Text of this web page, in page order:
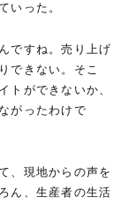
いった。
ですね。売り上げ
できない。そこ
トができないか、
がったわけで
、現地からの声を
ん、生産者の生活